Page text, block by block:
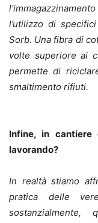
l’utilizzo di
Sorb. Una fibra di
volte superiore ai
permette di
smaltimento rifiuti.
Infine, in
lavorando?
In realtà stiamo
pratica delle